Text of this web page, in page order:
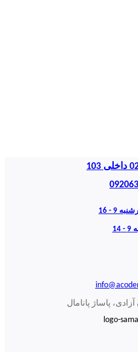
9 - 16
14
آزادی، پاساژ پانامال